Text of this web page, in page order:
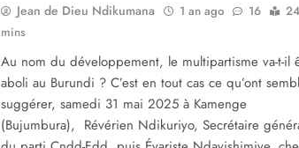
Jean de Dieu Ndikumana 1 an ago 16
24
mins
Au nom du développement, le multipartisme va-t-il
aboli au Burundi ? C’est en tout cas ce qu’ont
suggérer, samedi 31 mai 2025 à Kamenge
(Bujumbura), Révérien Ndikuriyo, Secrétaire